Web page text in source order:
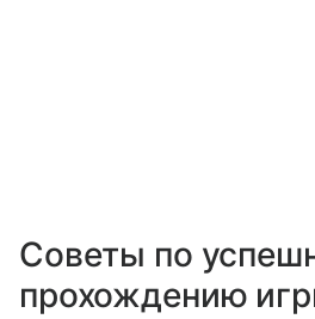
Советы по
прохождению